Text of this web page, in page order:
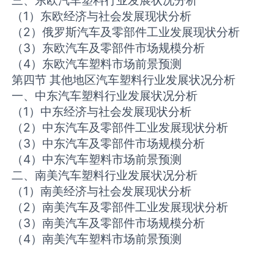
（1）东欧经济与社会发展现状分析
（2）俄罗斯汽车及零部件工业发展现状分析
（3）东欧汽车及零部件市场规模分析
（4）东欧汽车塑料市场前景预测
第四节 其他地区汽车塑料行业发展状况分析
一、中东汽车塑料行业发展状况分析
（1）中东经济与社会发展现状分析
（2）中东汽车及零部件工业发展现状分析
（3）中东汽车及零部件市场规模分析
（4）中东汽车塑料市场前景预测
二、南美汽车塑料行业发展状况分析
（1）南美经济与社会发展现状分析
（2）南美汽车及零部件工业发展现状分析
（3）南美汽车及零部件市场规模分析
（4）南美汽车塑料市场前景预测